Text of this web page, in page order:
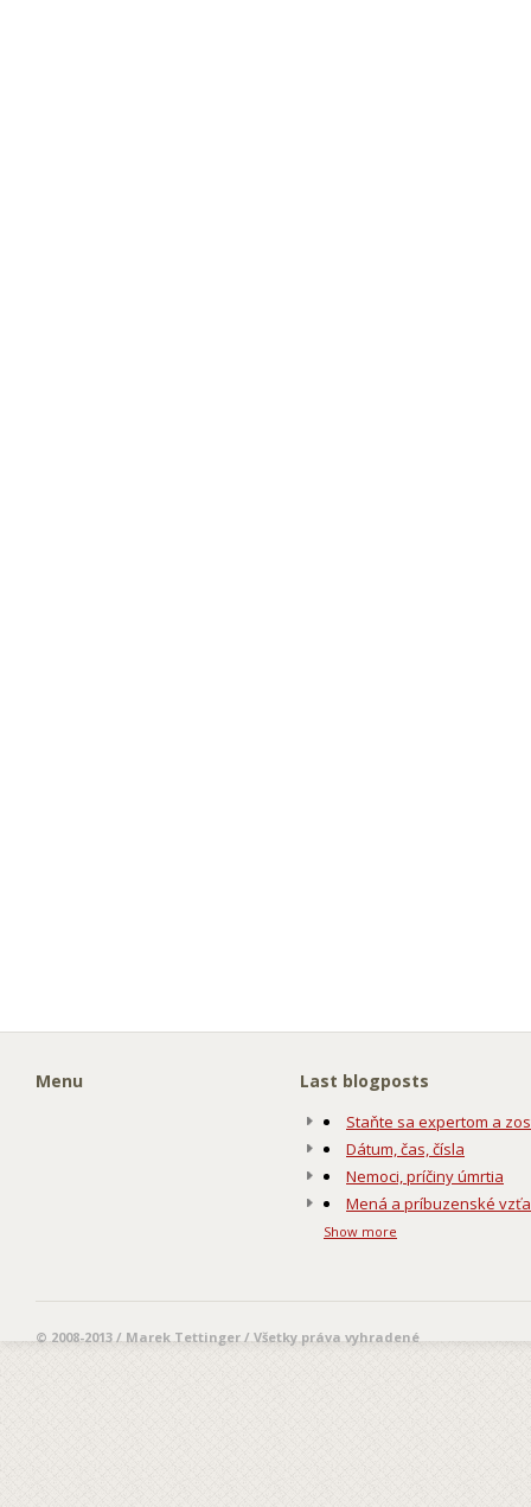
Menu Last blogposts
Staňte sa expertom a
Dátum, čas, čísla
Nemoci, príčiny úmrtia
Mená a príbuzenské
Show more
© 2008-2013 / Marek Tettinger / Všetky práva vyhradené